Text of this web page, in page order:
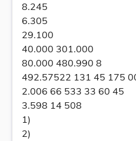
8.245
6.305
29.100
40.000 301.000
80.000 480.990 8
492.57522 131 45 175
2.006 66 533 33 60 45
3.598 14 508
1)
2)